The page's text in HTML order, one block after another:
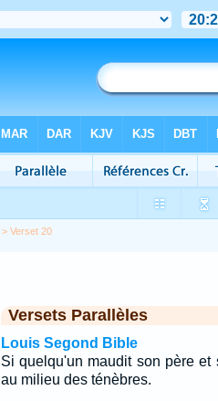
> Verset 20
Versets Parallèles
Louis Segond Bible
Si quelqu'un maudit son père et
au milieu des ténèbres.